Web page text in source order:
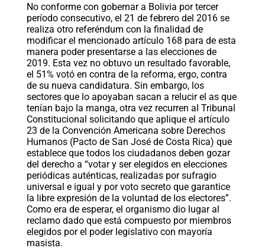
No conforme con gobernar a Bolivia por tercer
período consecutivo, el 21 de febrero del 2016 se
realiza otro referéndum con la finalidad de
modificar el mencionado artículo 168 para de esta
manera poder presentarse a las elecciones de
2019. Esta vez no obtuvo un resultado favorable,
el 51% votó en contra de la reforma, ergo, contra
de su nueva candidatura. Sin embargo, los
sectores que lo apoyaban sacan a relucir el as que
tenían bajo la manga, otra vez recurren al Tribunal
Constitucional solicitando que aplique el artículo
23 de la Convención Americana sobre Derechos
Humanos (Pacto de San José de Costa Rica) que
establece que todos los ciudadanos deben gozar
del derecho a “votar y ser elegidos en elecciones
periódicas auténticas, realizadas por sufragio
universal e igual y por voto secreto que garantice
la libre expresión de la voluntad de los electores”.
Como era de esperar, el organismo dio lugar al
reclamo dado que está compuesto por miembros
elegidos por el poder legislativo con mayoría
masista.